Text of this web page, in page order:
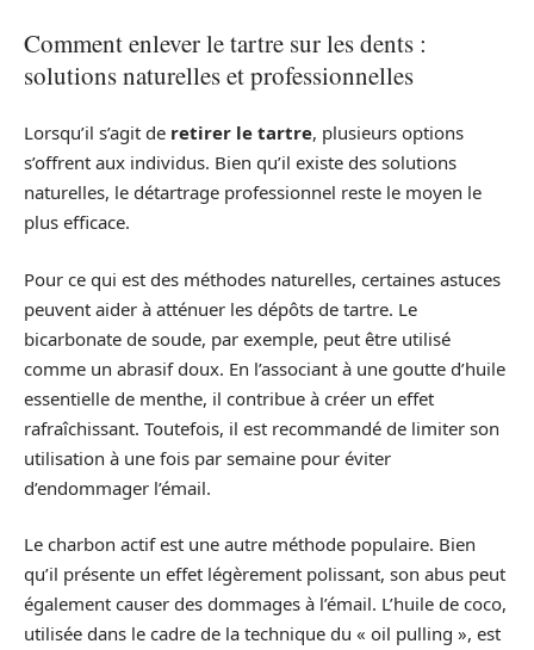
Comment enlever le tartre sur les dents :
solutions naturelles et professionnelles
Lorsqu’il s’agit de retirer le tartre, plusieurs options
s’offrent aux individus. Bien qu’il existe des solutions
naturelles, le détartrage professionnel reste le moyen le
plus efficace.
Pour ce qui est des méthodes naturelles, certaines astuces
peuvent aider à atténuer les dépôts de tartre. Le
bicarbonate de soude, par exemple, peut être utilisé
comme un abrasif doux. En l’associant à une goutte d’huile
essentielle de menthe, il contribue à créer un effet
rafraîchissant. Toutefois, il est recommandé de limiter son
utilisation à une fois par semaine pour éviter
d’endommager l’émail.
Le charbon actif est une autre méthode populaire. Bien
qu’il présente un effet légèrement polissant, son abus peut
également causer des dommages à l’émail. L’huile de coco,
utilisée dans le cadre de la technique du « oil pulling », est